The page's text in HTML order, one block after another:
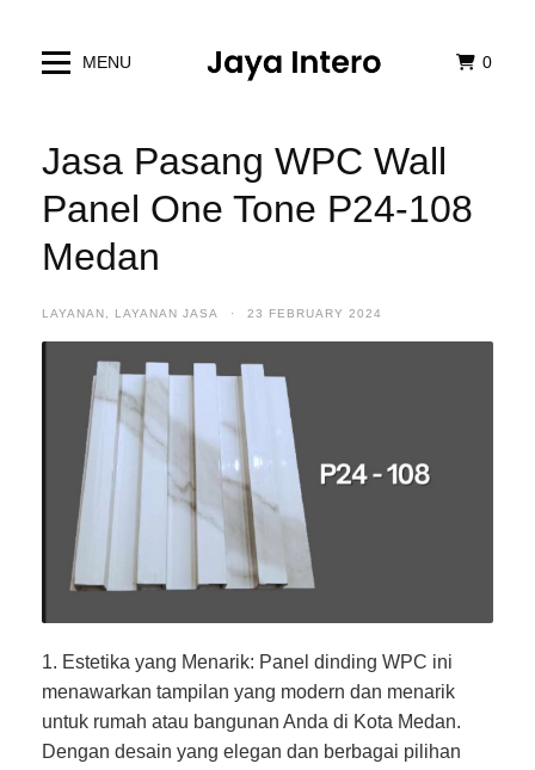
MENU 0
Jasa Pasang WPC Wall
Panel One Tone P24-108
Medan
LAYANAN LAYANAN JASA · 23 FEBRUARY 2024
1. Estetika yang Menarik: Panel dinding WPC ini
menawarkan tampilan yang modern dan menarik
untuk rumah atau bangunan Anda di Kota Medan.
Dengan desain yang elegan dan berbagai pilihan